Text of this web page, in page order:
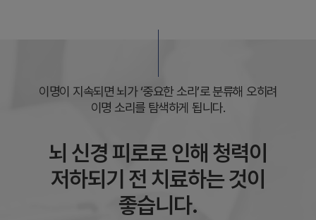
이명이 지속되면 뇌가 ‘중요한 소리’로 분류해 오히려
이명 소리를 탐색하게 됩니다.
뇌 신경 피로로 인해 청력이
저하되기 전 치료하는 것이
좋습니다.